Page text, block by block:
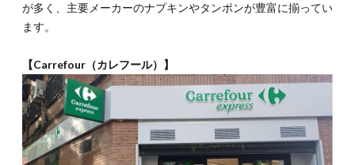
が多く、主要メーカーのナプキンやタンポンが豊富に揃ってい
ます。
【Carrefour（カレフール）】